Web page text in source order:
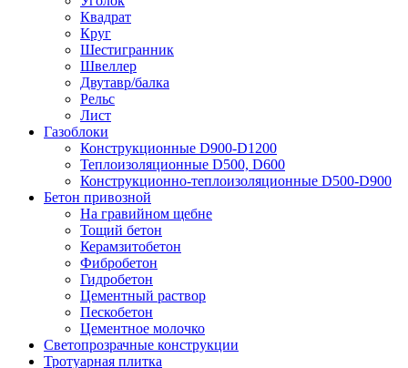
Квадрат
Круг
Шестигранник
Швеллер
Двутавр/балка
Рельс
Лист
Газоблоки
Конструкционные D900-D1200
Теплоизоляционные D500, D600
Конструкционно-теплоизоляционные D500-D900
Бетон привозной
На гравийном щебне
Тощий бетон
Керамзитобетон
Фибробетон
Гидробетон
Цементный раствор
Пескобетон
Цементное молочко
Светопрозрачные конструкции
Тротуарная плитка